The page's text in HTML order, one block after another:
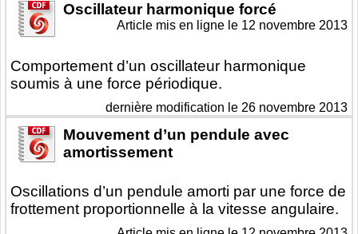
Oscillateur harmonique forcé
Comportement d’un oscillateur harmonique
soumis à une force périodique.
Article mis en ligne le 12 novembre 2013
dernière modification le 26 novembre 2013
Mouvement d’un pendule avec
amortissement
Oscillations d’un pendule amorti par une force de
frottement proportionnelle à la vitesse angulaire.